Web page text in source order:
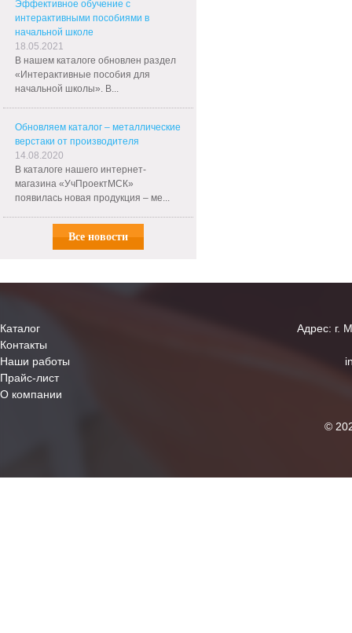
Эффективное обучение с
интерактивными пособиями в
начальной школе
18.05.2021
В нашем каталоге обновлен раздел
«Интерактивные пособия для
начальной школы». В...
Обновляем каталог – металлические
верстаки от производителя
14.08.2020
В каталоге нашего интернет-
магазина «УчПроектМСК»
появилась новая продукция – ме...
Все новости
Каталог
Контакты
Наши работы
Прайс-лист
О компании
Адрес: г.
©